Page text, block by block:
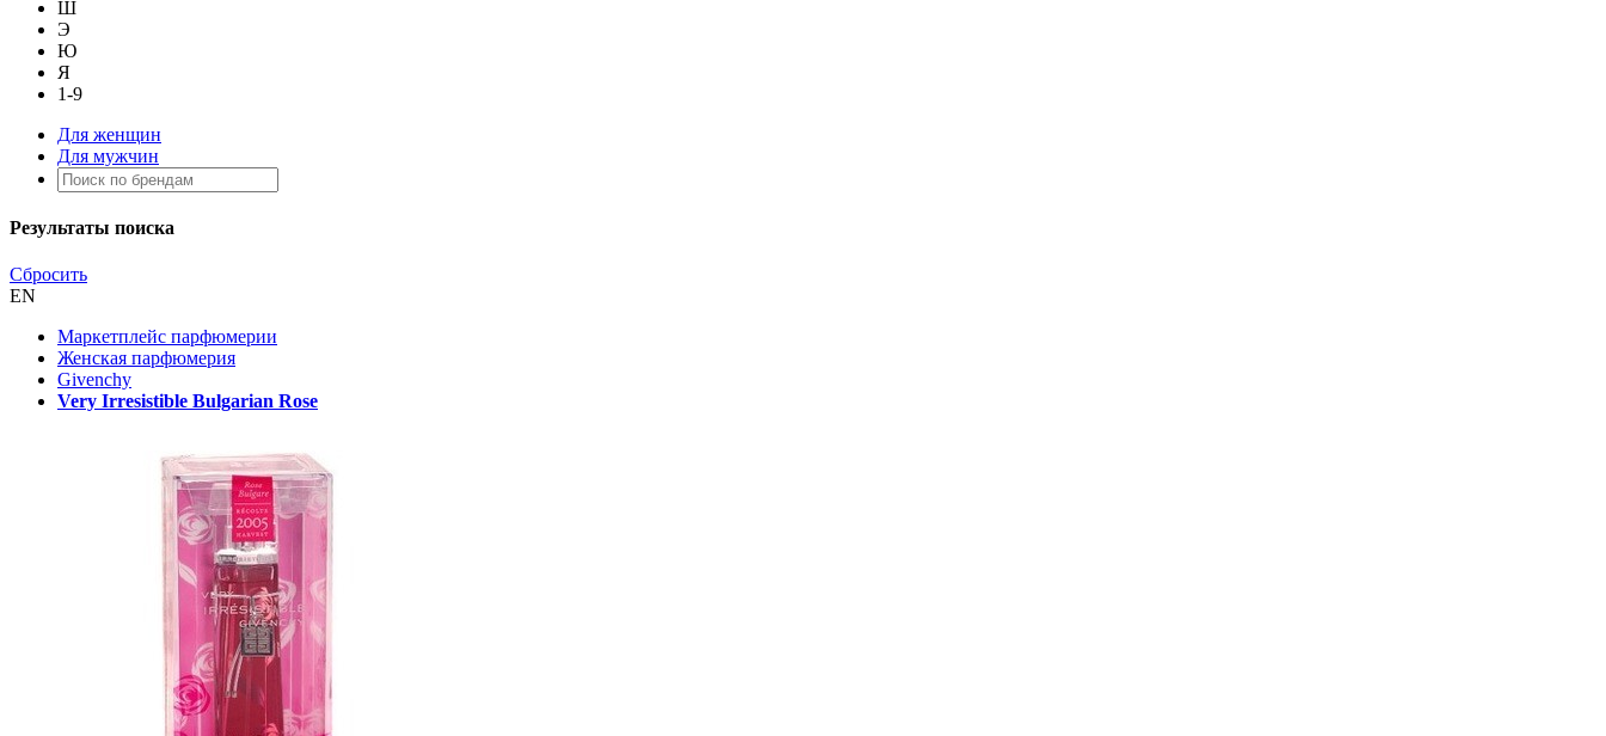
Ш
Э
Ю
Я
1-9
Для женщин
Для мужчин
Результаты поиска
Сбросить
EN
Маркетплейс парфюмерии
Женская парфюмерия
Givenchy
Very Irresistible Bulgarian Rose